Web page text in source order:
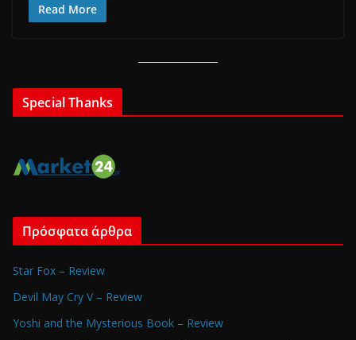
Read More
Special Thanks
Πρόσφατα άρθρα
Star Fox – Review
Devil May Cry V – Review
Yoshi and the Mysterious Book – Review